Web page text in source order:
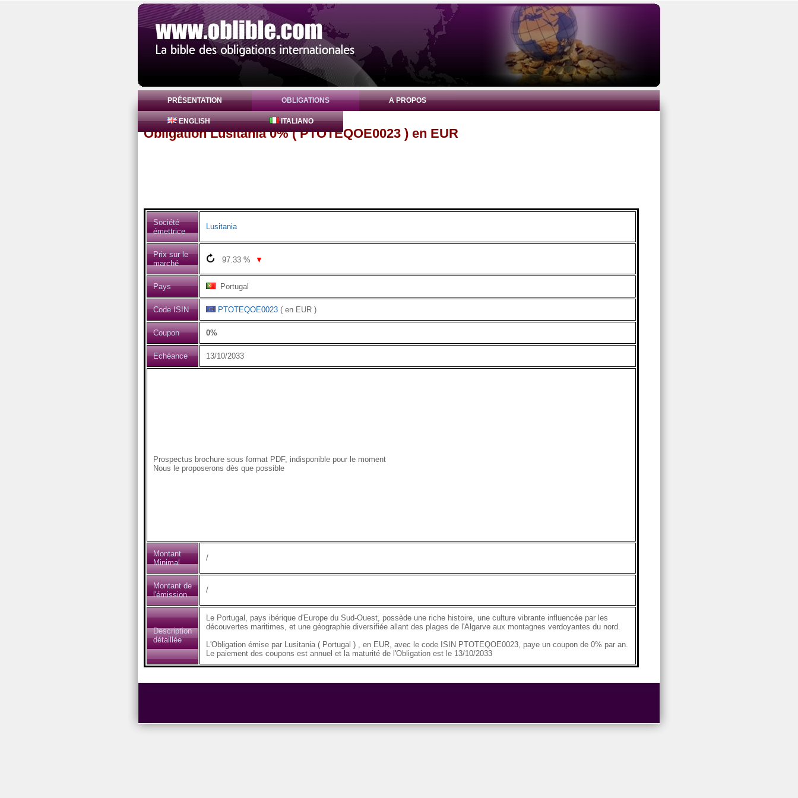
PRÉSENTATION OBLIGATIONS A PROPOS
ENGLISH ITALIANO
Obligation Lusitania 0% ( PTOTEQOE0023 ) en EUR
Société
émettrice
Lusitania
Prix sur le
marché
97.33% ▼
Pays Portugal
Code ISIN PTOTEQOE0023( en EUR )
Coupon 0%
Echéance 13/10/2033
Prospectus brochure sous format PDF, indisponible pour le moment
Nous le proposerons dès que possible
Montant
Minimal
/
Montant de
l'émission
/
Description
détaillée
Le Portugal, pays ibérique d'Europe du Sud-Ouest, possède une riche histoire, une culture vibrante influencée par les
découvertes maritimes, et une géographie diversifiée allant des plages de l'Algarve aux montagnes verdoyantes du nord.
L'Obligation émise par Lusitania ( Portugal ) , en EUR, avec le code ISIN PTOTEQOE0023, paye un coupon de 0% par an.
Le paiement des coupons est annuel et la maturité de l'Obligation est le 13/10/2033